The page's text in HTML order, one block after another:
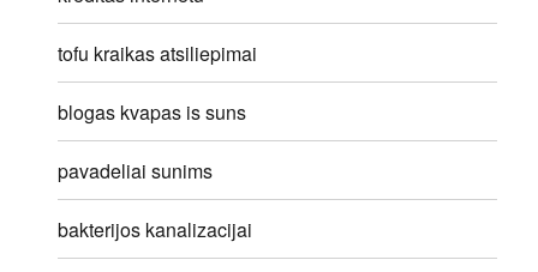
tofu kraikas atsiliepimai
blogas kvapas is suns
pavadeliai sunims
bakterijos kanalizacijai